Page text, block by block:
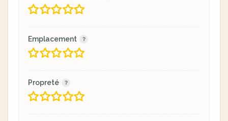
Emplacement
Propreté